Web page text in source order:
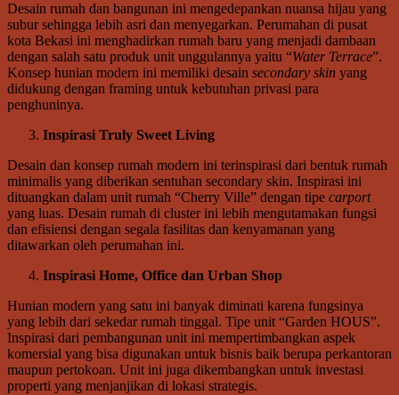
Desain rumah dan bangunan ini mengedepankan nuansa hijau yang
subur sehingga lebih asri dan menyegarkan. Perumahan di pusat
kota Bekasi ini menghadirkan rumah baru yang menjadi dambaan
dengan salah satu produk unit unggulannya yaitu “Water Terrace”.
Konsep hunian modern ini memiliki desain secondary skin yang
didukung dengan framing untuk kebutuhan privasi para
penghuninya.
Inspirasi Truly Sweet Living
Desain dan konsep rumah modern ini terinspirasi dari bentuk rumah
minimalis yang diberikan sentuhan secondary skin. Inspirasi ini
dituangkan dalam unit rumah “Cherry Ville” dengan tipe carport
yang luas. Desain rumah di cluster ini lebih mengutamakan fungsi
dan efisiensi dengan segala fasilitas dan kenyamanan yang
ditawarkan oleh perumahan ini.
Inspirasi Home, Office dan Urban Shop
Hunian modern yang satu ini banyak diminati karena fungsinya
yang lebih dari sekedar rumah tinggal. Tipe unit “Garden HOUS”.
Inspirasi dari pembangunan unit ini mempertimbangkan aspek
komersial yang bisa digunakan untuk bisnis baik berupa perkantoran
maupun pertokoan. Unit ini juga dikembangkan untuk investasi
properti yang menjanjikan di lokasi strategis.